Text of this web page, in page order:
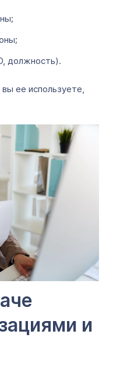
должность).
ее используете,
и